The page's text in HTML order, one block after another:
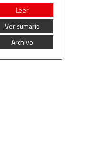
Leer
Ver sumario
Archivo